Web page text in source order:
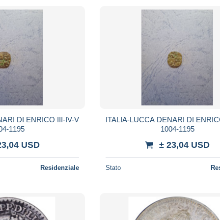
DI ENRICO III-IV-V
1195
USD
Residenziale
ITALIA-LUCCA DENARI DI
1004-1195
± 23,04 USD
Stato